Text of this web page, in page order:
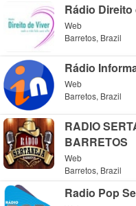
Rádio Direito
Web
Barretos, Brazil
Rádio
Web
Barretos, Brazil
RADIO
BARRETOS
Web
Barretos, Brazil
Radio Pop